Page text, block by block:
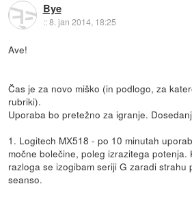
Bye
::8. jan 2014, 18:25
Ave!
Čas je za novo miško (in podlogo, za
rubriki).
Uporaba bo pretežno za igranje.
1. Logitech MX518 - po 10 minutah
močne bolečine, poleg izrazitega potenja.
razloga se izogibam seriji G zaradi strahu
seanso.